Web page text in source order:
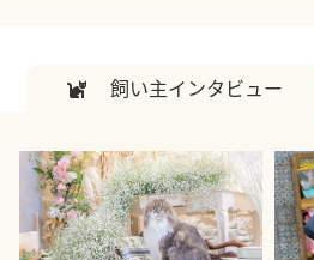
飼い主インタビュー